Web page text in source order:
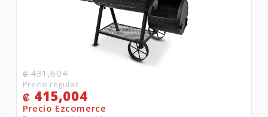
₡431,604
₡ 415,004